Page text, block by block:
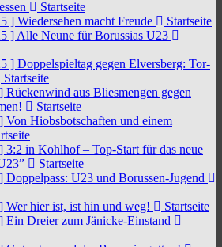
Startseite
] Wiedersehen macht Freude
Startseite
] Alle Neune für Borussias U23
] Doppelspieltag gegen Elversberg: Tor-
Startseite
Rückenwind aus Bliesmengen gegen
Startseite
Von Hiobsbotschaften und einem
3:2 in Kohlhof – Top-Start für das neue
Startseite
Doppelpass: U23 und Borussen-Jugend
Wer hier ist, ist hin und weg!
Startseite
Ein Dreier zum Jänicke-Einstand